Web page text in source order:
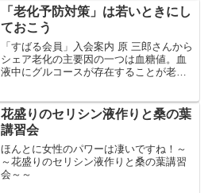
プ」が忘年会を開催しました。 参加者は
100人余...
「老化予防対策」は若いときにし
ておこう
「すばる会員」入会案内 原 三郎さんから
シェア老化の主要因の一つは血糖値。血
液中にグルコースが存在することが老化
グルコースが存在しなければならない。
ここに、われわれが老...
花盛りのセリシン液作りと桑の葉
講習会
ほんとに女性のパワーは凄いですね！～
～花盛りのセリシン液作りと桑の葉講習
会～～